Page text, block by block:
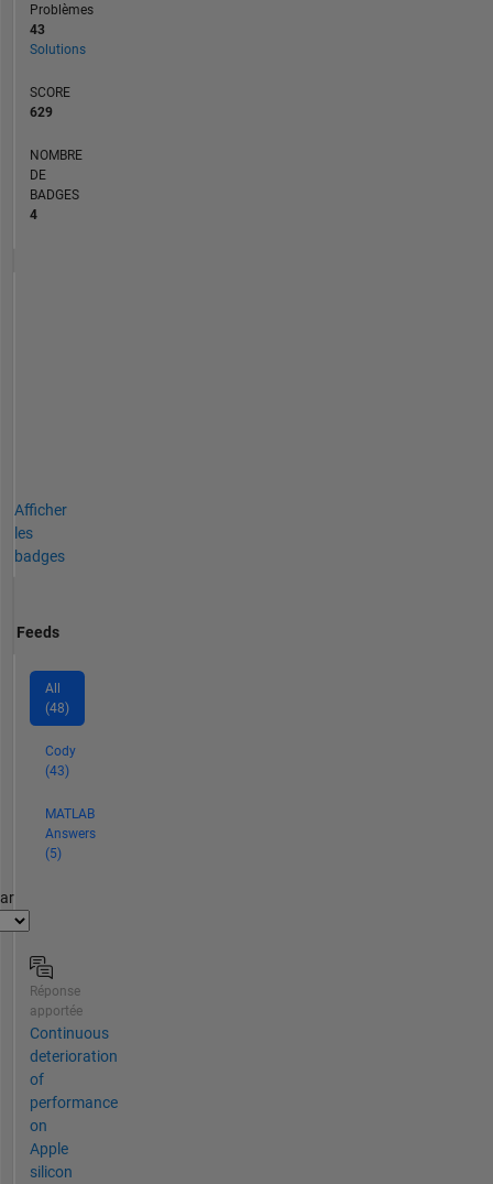
Problèmes
43
Solutions
SCORE
629
NOMBRE
DE
BADGES
4
Afficher
les
badges
Feeds
All
(48)
Cody
(43)
MATLAB
Answers
(5)
Réponse
apportée
Continuous
deterioration
of
performance
on
Apple
silicon